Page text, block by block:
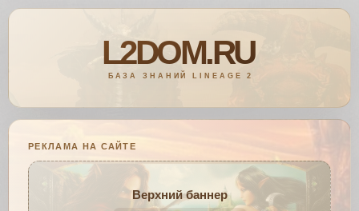
РЕКЛАМА НА САЙТЕ
Верхний баннер